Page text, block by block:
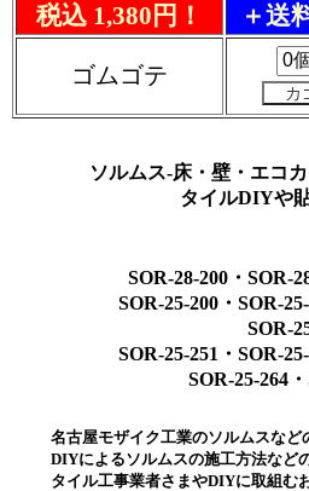
税込 1,380円！ ＋送
ゴムゴテ
ソルムス-床・壁・エコ
タイルDIYや
名古屋モザイク工業のソルムスな
DIYによるソルムスの施工方法など
タイル工事業者さまやDIYに取組む
SOR-28-200・SOR-
SOR-25-200・SOR-
SOR-
SOR-25-251・SOR-
SOR-25-264